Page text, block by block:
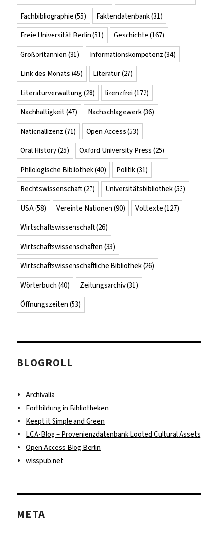
Fachbibliographie (55) Faktendatenbank(31)
Freie Universität Berlin (51) Geschichte (167)
Großbritannien (31) Informationskompetenz (34)
Link des Monats (45) Literatur(27)
Literaturverwaltung (28) lizenzfrei (172)
Nachhaltigkeit(47) Nachschlagewerk(36)
Nationallizenz (71) Open Access (53)
Oral History(25) Oxford University Press (25)
Philologische Bibliothek(40) Politik(31)
Rechtswissenschaft(27) Universitätsbibliothek(53)
USA(58) Vereinte Nationen (90) Volltexte (127)
Wirtschaftswissenschaft(26)
Wirtschaftswissenschaften (33)
Wirtschaftswissenschaftliche Bibliothek(26)
Wörterbuch (40) Zeitungsarchiv(31)
Öffnungszeiten (53)
BLOGROLL
Archivalia
Fortbildung in Bibliotheken
Keept it Simple and Green
LCA-Blog – Provenienzdatenbank Looted Cultural Assets
Open Access Blog Berlin
wisspub.net
META